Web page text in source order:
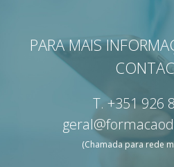
PARA MAIS
T.+351 926
(Chamada para rede